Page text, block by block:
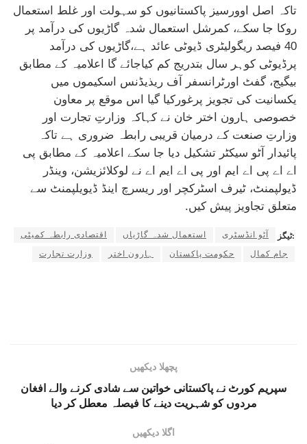
تاکہ اصل اوورسیز پاکستانیوں کو سہولت اور غلط استعمال
روکا جا سکے، کمرشل استعمال شدہ گاڑیوں کی درآمد پر
40 فیصد ریگولیٹری ڈیوٹی عائد ہے،گاڑیوں کی درآمد
پرڈیوٹی کوہر سال بتدریج کم کیاجائے گا اعلامیہ کے مطابق
بیگیج، گفٹ اورٹرانسفر آف ریذیڈنس اسکیموں میں
یکسانیت کی تجویز پرغورکیا گیا اس موقع پر معاون
خصوصی ہارون اختر خان نے کہاکہ وزارتِ تجارت اور
وزارتِ صنعت کے درمیان قریبی رابطہ ضروری ہے تاکہ
پائیدار آٹو سیکٹر تشکیل دیا جا سکے اعلامیہ کے مطابق پی
اے اے پی اے ایم اور پی اے ایم اے نے لوکلائزیشن، وینڈر
ڈیولپمنٹ، ٹیرف اسٹرکچر اور ریسرچ اینڈ ڈیویلپمنٹ سے
متعلق تجاویز پیش کیں.
ٹیگز: آٹو انڈسٹری استعمال شدہ گاڑیاں
اقتصادی رابطہ کمیٹی
جام کمال
حکومت پاکستان ہارون اختر وزارت تجارت
پچھلا دیکھیں
سپریم کورٹ نے پاکستانی خواتین سے شادی کرنے والے افغان
مردوں کو شہریت دینے کا فیصلہ معطل کر دیا
اگلا دیکھیں